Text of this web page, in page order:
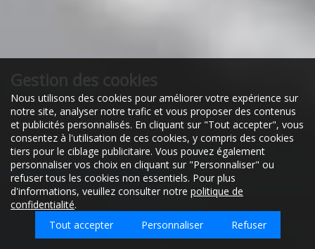
Nous utilisons des cookies pour améliorer votre expérience sur
notre site, analyser notre trafic et vous proposer des contenus
et publicités personnalisés. En cliquant sur "Tout accepter", vous
consentez à l'utilisation de ces cookies, y compris des cookies
tiers pour le ciblage publicitaire. Vous pouvez également
personnaliser vos choix en cliquant sur "Personnaliser" ou
refuser tous les cookies non essentiels. Pour plus
d'informations, veuillez consulter notre politique de
confidentialité.
Tout accepter
Personnaliser Refuser